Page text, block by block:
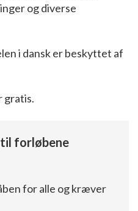
og diverse
i dansk er beskyttet af
gratis.
forløbene
for alle og kræver